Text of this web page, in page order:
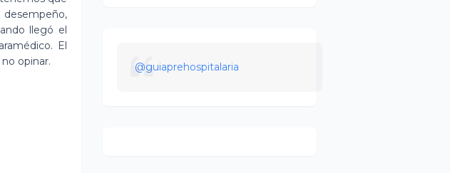
llegó el
El
opinar.
@guiaprehospitalaria